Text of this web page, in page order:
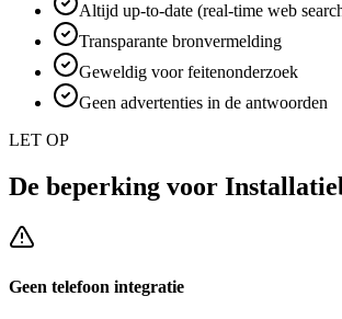
Altijd up-to-date (real-time web
Transparante bronvermelding
Geweldig voor feitenonderzoek
Geen advertenties in de antwoorden
LET OP
De beperking voor
Geen telefoon integratie